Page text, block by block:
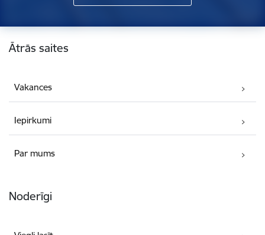
Kājene
Ātrās saites
Vakances
Iepirkumi
Par mums
Noderīgi